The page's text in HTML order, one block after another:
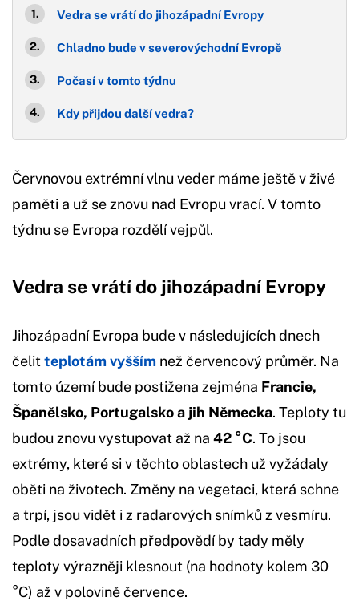
Vedra se vrátí do jihozápadní Evropy
Chladno bude v severovýchodní Evropě
Počasí v tomto týdnu
Kdy přijdou další vedra?
Červnovou extrémní vlnu veder máme ještě v živé
paměti a už se znovu nad Evropu vrací. V tomto
týdnu se Evropa rozdělí vejpůl.
Vedra se vrátí do jihozápadní Evropy
Jihozápadní Evropa bude v následujících dnech
čelitteplotám vyšším než červencový průměr. Na
tomto území bude postižena zejména Francie,
Španělsko, Portugalsko a jih Německa. Teploty tu
budou znovu vystupovat až na 42 °C. To jsou
extrémy, které si v těchto oblastech už vyžádaly
oběti na životech. Změny na vegetaci, která schne
a trpí, jsou vidět i z radarových snímků z vesmíru.
Podle dosavadních předpovědí by tady měly
teploty výrazněji klesnout (na hodnoty kolem 30
°C) až v polovině července.